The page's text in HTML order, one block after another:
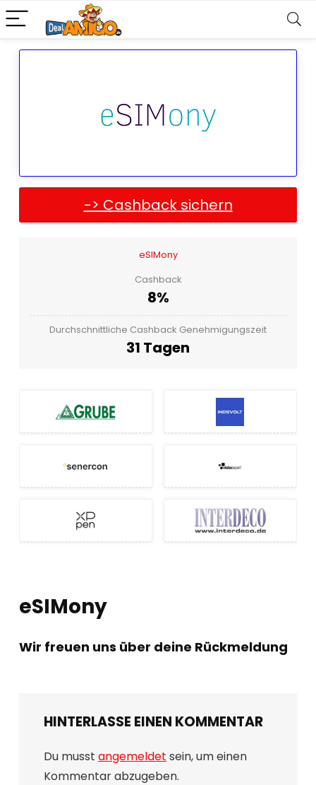
-> Cashback sichern
eSIMony
Cashback
8%
Durchschnittliche Cashback Genehmigungszeit
31 Tagen
eSIMony
Wir freuen uns über deine Rückmeldung
HINTERLASSE EINEN KOMMENTAR
Du musst angemeldet sein, um einen
Kommentar abzugeben.